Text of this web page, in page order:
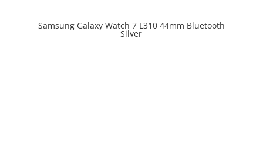
Prix en baisse
Samsung Galaxy Watch 7 L310 44mm Bluetooth
Silver